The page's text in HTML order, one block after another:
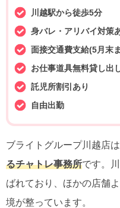
川越駅から徒歩5分
身バレ・アリバイ対策
面接交通費支給(5月末
お仕事道具無料貸し出
託児所割引あり
自由出勤
ブライトグループ川越店は
るチャトレ事務所です。
ばれており、ほかの店舗
境が整っています。